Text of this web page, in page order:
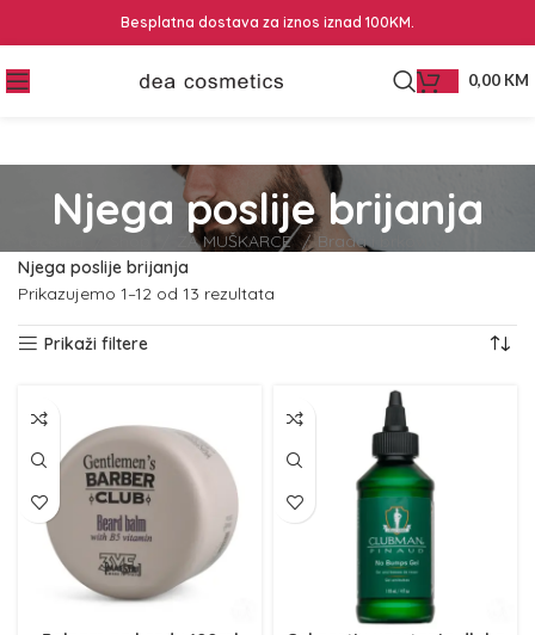
Besplatna dostava za iznos iznad 100KM.
0,00 KM
Njega poslije brijanja
ZA MUŠKARCE
Brada i brkovi
Njega poslije brijanja
Prikazujemo 1–12 od 13 rezultata
Prikaži filtere